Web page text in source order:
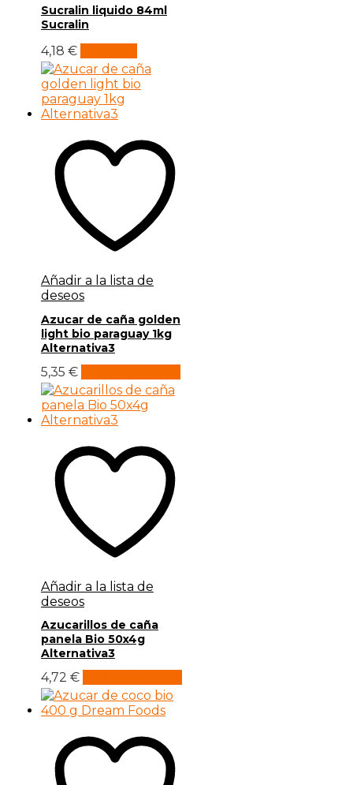
Sucralin liquido 84ml
Sucralin
4,18 €
Añadir a la lista de
deseos
Azucar de caña golden
light bio paraguay 1kg
Alternativa3
5,35 €
Añadir a la lista de
deseos
Azucarillos de caña
panela Bio 50x4g
Alternativa3
4,72 €